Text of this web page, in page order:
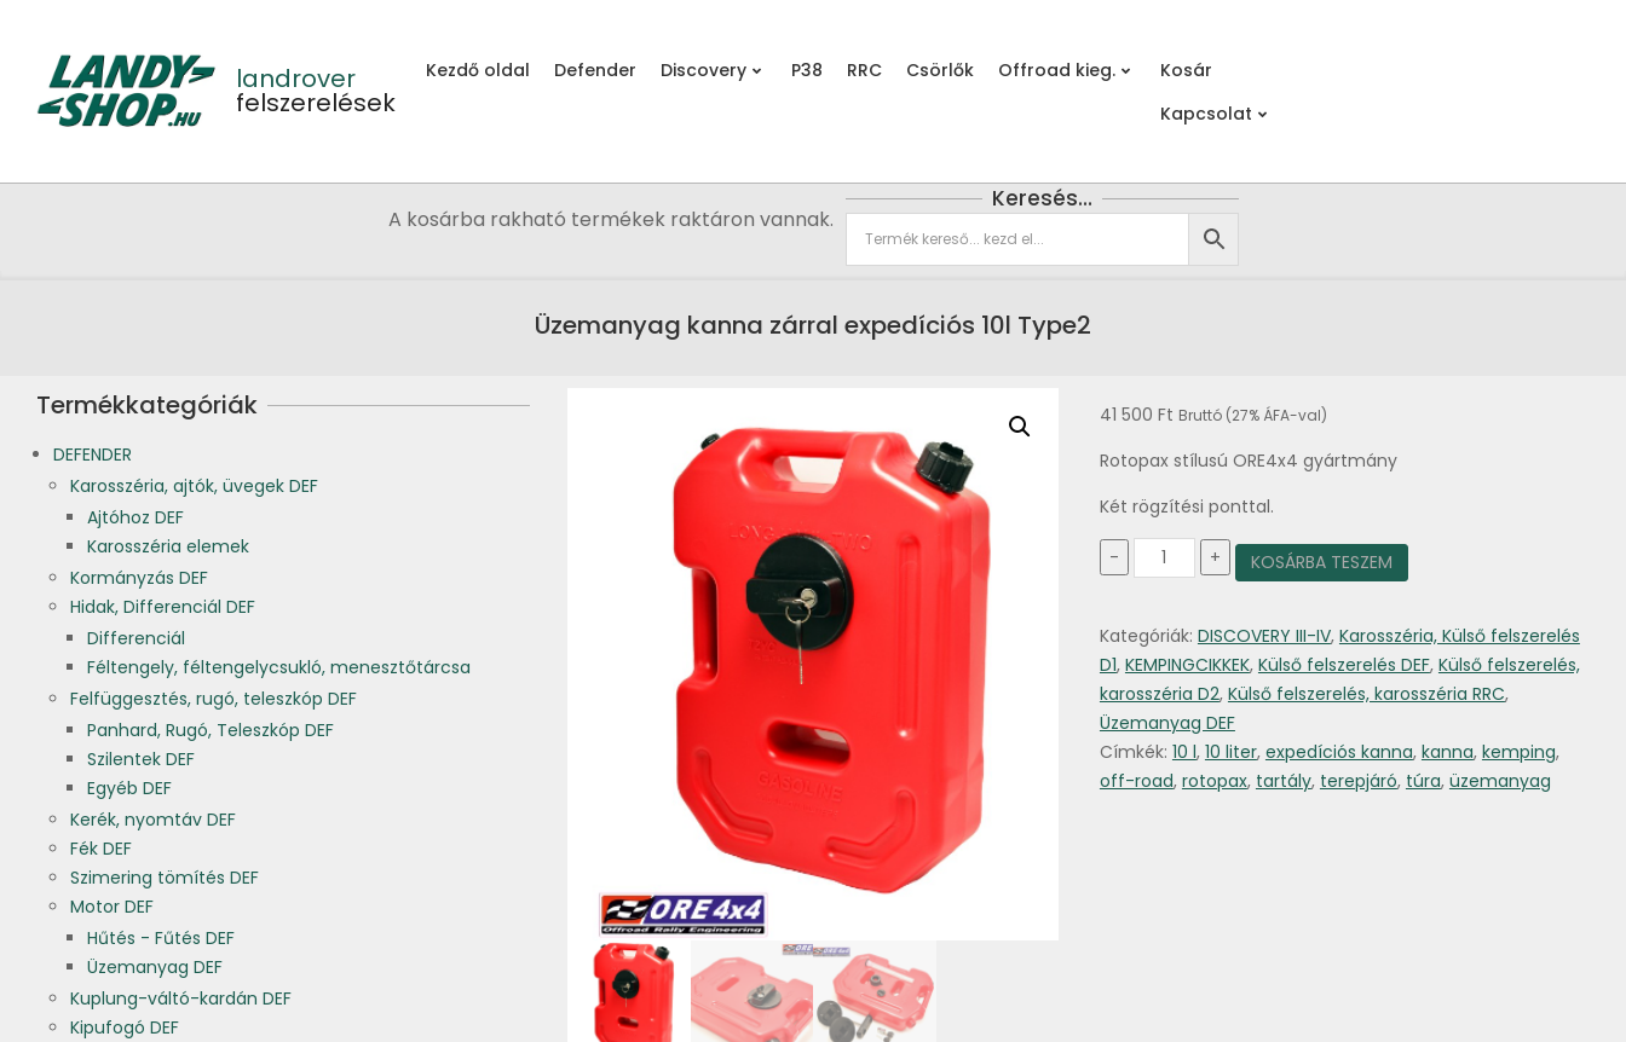
content
landrover
felszerelések
Kezdő oldal Defender Discovery P38 RRC Csörlők Offroad kieg.
Kosár
Kapcsolat
A kosárba rakható termékek raktáron vannak.
Keresés…
Üzemanyag kanna zárral expedíciós 10l Type2
41 500 Ft Bruttó (27% ÁFA-val)
Rotopax stílusú ORE4x4 gyártmány
Két rögzítési ponttal.
-
Üzemanyag
kanna
10l
Type2
mennyiség
+ KOSÁRBA TESZEM
Kategóriák: DISCOVERY III-IV, Karosszéria, Külső felszerelés
D1, KEMPINGCIKKEK, Külső felszerelés DEF, Külső felszerelés,
karosszéria D2, Külső felszerelés, karosszéria RRC,
Üzemanyag DEF
Címkék: 10 l, 10 liter, expedíciós kanna, kanna, kemping,
off-road, rotopax, tartály, terepjáró, túra, üzemanyag
Termékkategóriák
DEFENDER
Karosszéria, ajtók, üvegek DEF
Ajtóhoz DEF
Karosszéria elemek
Kormányzás DEF
Hidak, Differenciál DEF
Differenciál
Féltengely, féltengelycsukló, menesztőtárcsa
Felfüggesztés, rugó, teleszkóp DEF
Panhard, Rugó, Teleszkóp DEF
Szilentek DEF
Egyéb DEF
Kerék, nyomtáv DEF
Fék DEF
Szimering tömítés DEF
Motor DEF
Hűtés - Fűtés DEF
Üzemanyag DEF
Kuplung-váltó-kardán DEF
Kipufogó DEF